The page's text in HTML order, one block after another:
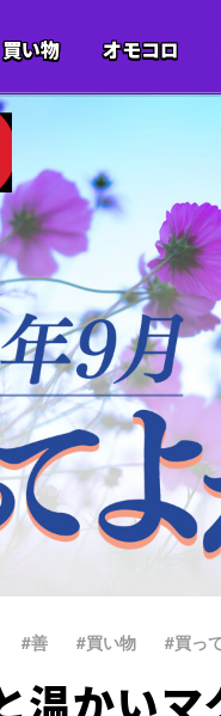
買い物 オモコロ
#善 #買い物 #買っ
温かいマ